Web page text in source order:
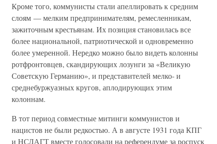
Кроме того, коммунисты стали апеллировать к средним
слоям — мелким предпринимателям, ремесленникам,
зажиточным крестьянам. Их позиция становилась все
более национальной, патриотической и одновременно
более умеренной. Нередко можно было видеть колонны
ротфронтовцев, скандирующих лозунги за «Великую
Советскую Германию», и представителей мелко- и
среднебуржуазных кругов, аплодирующих этим
колоннам.
В тот период совместные митинги коммунистов и
нацистов не были редкостью. А в августе 1931 года КПГ
и НСДАГТ вместе голосовали на референдуме за роспуск